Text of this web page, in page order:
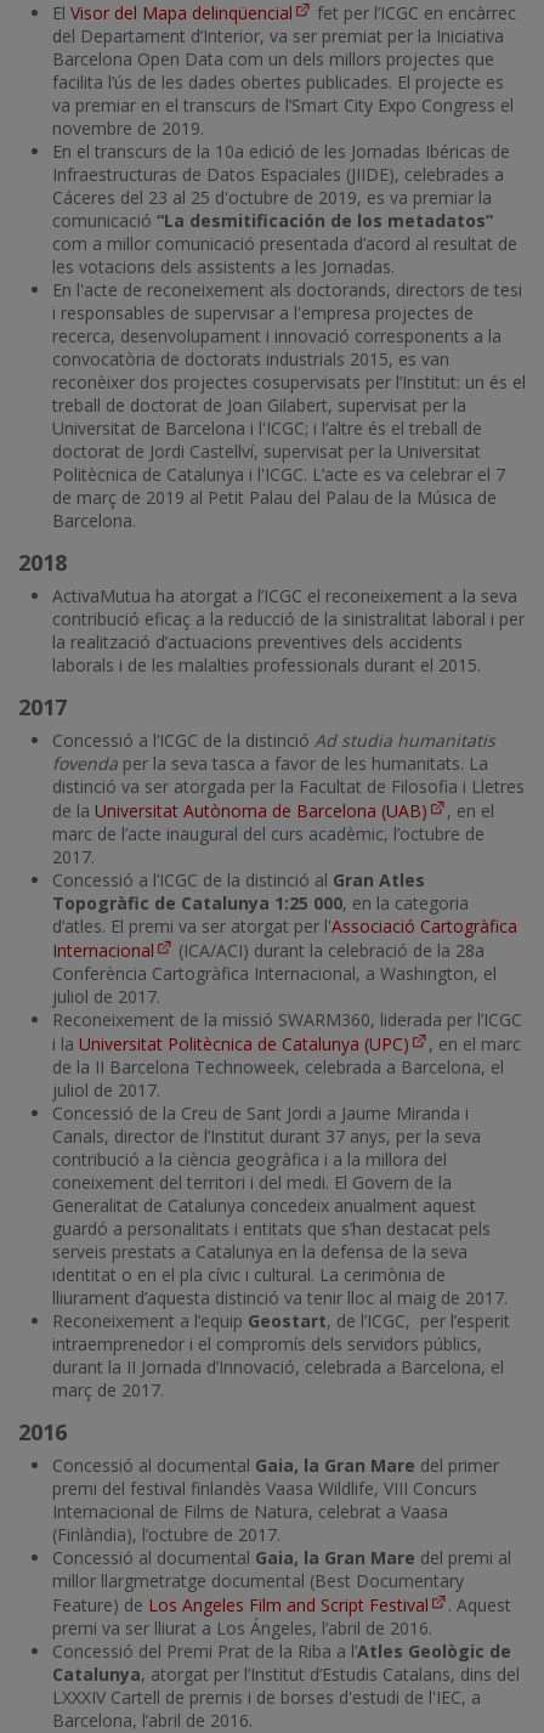
El Visor del Mapa delinqüencial
fet per l’ICGC en encàrrec
del Departament d’Interior, va ser premiat per la Iniciativa
Barcelona Open Data com un dels millors projectes que
facilita l’ús de les dades obertes publicades. El projecte es
va premiar en el transcurs de l’Smart City Expo Congress el
novembre de 2019.
En el transcurs de la 10a edició de les Jornadas Ibéricas de
Infraestructuras de Datos Espaciales (JIIDE), celebrades a
Cáceres del 23 al 25 d'octubre de 2019, es va premiar la
comunicació “La desmitificación de los metadatos”
com a millor comunicació presentada d’acord al resultat de
les votacions dels assistents a les Jornadas.
En l'acte de reconeixement als doctorands, directors de tesi
i responsables de supervisar a l'empresa projectes de
recerca, desenvolupament i innovació corresponents a la
convocatòria de doctorats industrials 2015, es van
reconèixer dos projectes cosupervisats per l’Institut: un és el
treball de doctorat de Joan Gilabert, supervisat per la
Universitat de Barcelona i l'ICGC; i l’altre és el treball de
doctorat de Jordi Castellví, supervisat per la Universitat
Politècnica de Catalunya i l'ICGC. L’acte es va celebrar el 7
de març de 2019 al Petit Palau del Palau de la Música de
Barcelona.
2018
ActivaMutua ha atorgat a l’ICGC el reconeixement a la seva
contribució eficaç a la reducció de la sinistralitat laboral i per
la realització d’actuacions preventives dels accidents
laborals i de les malalties professionals durant el 2015.
2017
Concessió a l’ICGC de la distinció Ad studia humanitatis
fovenda per la seva tasca a favor de les humanitats. La
distinció va ser atorgada per la Facultat de Filosofia i Lletres
de la Universitat Autònoma de Barcelona (UAB)
, en el
marc de l’acte inaugural del curs acadèmic, l’octubre de
2017.
Concessió a l’ICGC de la distinció al Gran Atles
Topogràfic de Catalunya 1:25 000, en la categoria
d’atles. El premi va ser atorgat per l'Associació Cartogràfica
Internacional
(ICA/ACI) durant la celebració de la 28a
Conferència Cartogràfica Internacional, a Washington, el
juliol de 2017.
Reconeixement de la missió SWARM360, liderada per l’ICGC
i la Universitat Politècnica de Catalunya (UPC)
, en el marc
de la II Barcelona Technoweek, celebrada a Barcelona, el
juliol de 2017.
Concessió de la Creu de Sant Jordi a Jaume Miranda i
Canals, director de l’Institut durant 37 anys, per la seva
contribució a la ciència geogràfica i a la millora del
coneixement del territori i del medi. El Govern de la
Generalitat de Catalunya concedeix anualment aquest
guardó a personalitats i entitats que s’han destacat pels
serveis prestats a Catalunya en la defensa de la seva
identitat o en el pla cívic i cultural. La cerimònia de
lliurament d’aquesta distinció va tenir lloc al maig de 2017.
Reconeixement a l’equip Geostart, de l’ICGC, per l’esperit
intraemprenedor i el compromís dels servidors públics,
durant la II Jornada d’Innovació, celebrada a Barcelona, el
març de 2017.
2016
Concessió al documental Gaia, la Gran Mare del primer
premi del festival finlandès Vaasa Wildlife, VIII Concurs
Internacional de Films de Natura, celebrat a Vaasa
(Finlàndia), l’octubre de 2017.
Concessió al documental Gaia, la Gran Mare del premi al
millor llargmetratge documental (Best Documentary
Feature) de Los Angeles Film and Script Festival
. Aquest
premi va ser lliurat a Los Ángeles, l’abril de 2016.
Concessió del Premi Prat de la Riba a l’Atles Geològic de
Catalunya, atorgat per l’Institut d’Estudis Catalans, dins del
LXXXIV Cartell de premis i de borses d'estudi de l'IEC, a
Barcelona, l’abril de 2016.